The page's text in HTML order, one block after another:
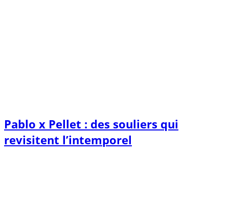
Pablo x Pellet : des souliers qui
revisitent l’intemporel